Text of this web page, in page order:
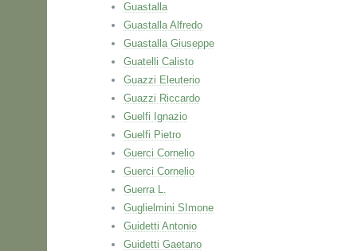
Guastalla
Guastalla Alfredo
Guastalla Giuseppe
Guatelli Calisto
Guazzi Eleuterio
Guazzi Riccardo
Guelfi Ignazio
Guelfi Pietro
Guerci Cornelio
Guerci Cornelio
Guerra L.
Guglielmini SImone
Guidetti Antonio
Guidetti Gaetano